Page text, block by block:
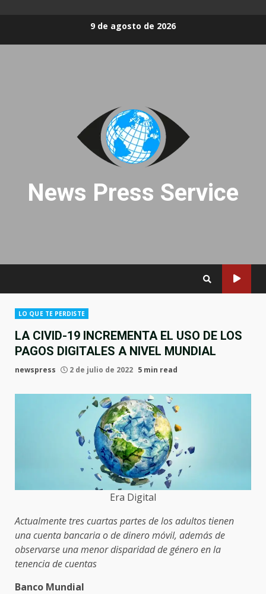
9 de agosto de 2026
News Press Service
LO QUE TE PERDISTE
LA CIVID-19 INCREMENTA EL USO DE LOS
PAGOS DIGITALES A NIVEL MUNDIAL
newspress 2 de julio de 2022 5 min read
Era Digital
Actualmente tres cuartas partes de los adultos tienen
una cuenta bancaria o de dinero móvil, además de
observarse una menor disparidad de género en la
tenencia de cuentas
Banco Mundial